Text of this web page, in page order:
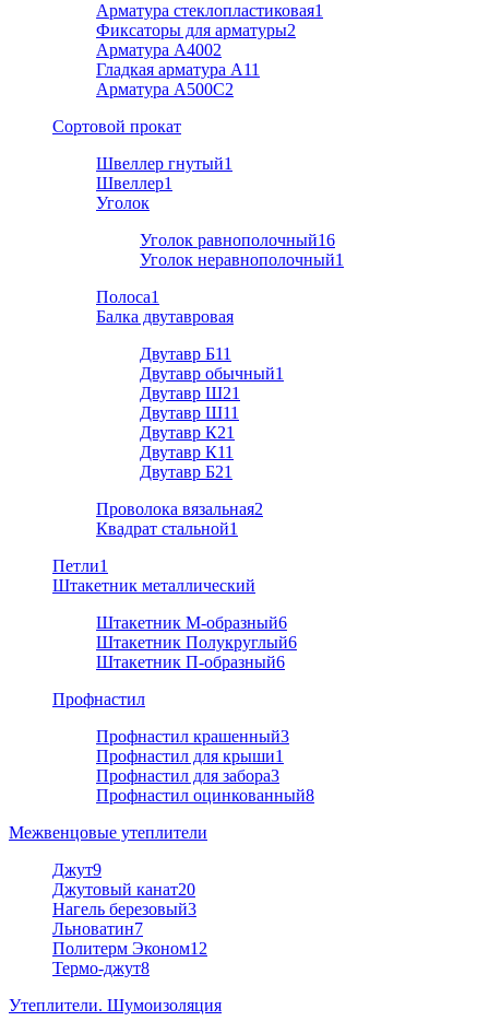
Арматура стеклопластиковая1
Фиксаторы для арматуры2
Арматура А4002
Гладкая арматура А11
Арматура A500C2
Cортовой прокат
Швеллер гнутый1
Швеллер1
Уголок
Уголок равнополочный16
Уголок неравнополочный1
Полоса1
Балка двутавровая
Двутавр Б11
Двутавр обычный1
Двутавр Ш21
Двутавр Ш11
Двутавр К21
Двутавр К11
Двутавр Б21
Проволока вязальная2
Квадрат стальной1
Петли1
Штакетник металлический
Штакетник М-образный6
Штакетник Полукруглый6
Штакетник П-образный6
Профнастил
Профнастил крашенный3
Профнастил для крыши1
Профнастил для забора3
Профнастил оцинкованный8
Межвенцовые утеплители
Джут9
Джутовый канат20
Нагель березовый3
Льноватин7
Политерм Эконом12
Термо-джут8
Утеплители. Шумоизоляция